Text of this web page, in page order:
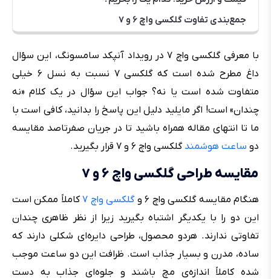
جمع‌بندی تفاوت گلکسی واچ ۶ و ۷
با معرفی گلکسی واچ ۷ در رویداد آنپکد سامسونگ، این سؤال
داغ مطرح شده است که گلکسی ۷ نسبت به نسل ۶ خیلی
متفاوت شده است یا نه؟‌ جواب این سؤال در یک کلام «نه
چندان» است! اگر مایلید دلیل این پاسخ را بدانید، کافی است با
ما تا انتهای مقاله همراه باشید تا در جریان صفرتاصد مقایسه
دو ساعت هوشمند گلکسی واچ ۶ و ۷ قرار بگیرید.
مقایسه طراحی گلکسی واچ ۶ و ۷
هنگام مقایسه گلکسی واچ ۶ و گلکسی واچ ۷
کاملاً ممکن است
این دو را با یکدیگر اشتباه بگیرید زیرا از نظر ظاهری چندان
تفاوتی ندارند. هردو محصول، طراحی دایره‌ای شکلی دارند که
ساده، مدرن و بسیار جذاب است. ظرافت این دو ساعت موجب
شده کاملاً اندازه‌ی مچ باشند و جلوه‌ای جذاب به دست